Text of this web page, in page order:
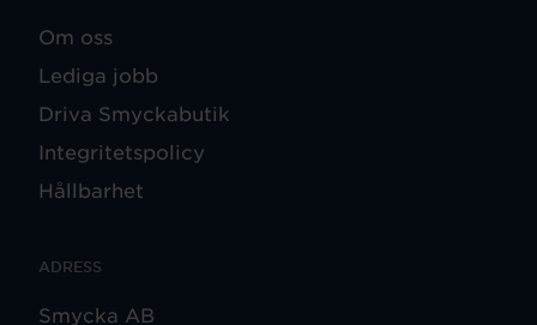
Om oss
Lediga jobb
Driva Smyckabutik
Integritetspolicy
Hållbarhet
ADRESS
Smycka AB